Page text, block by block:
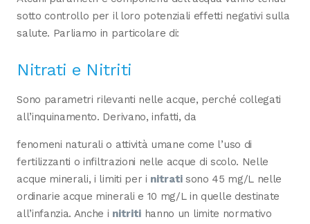
sotto controllo per il loro potenziali effetti negativi sulla
salute. Parliamo in particolare di:
Nitrati e Nitriti
Sono parametri rilevanti nelle acque, perché collegati
all’inquinamento. Derivano, infatti, da
fenomeni naturali o attività umane come l’uso di
fertilizzanti o infiltrazioni nelle acque di scolo. Nelle
acque minerali, i limiti per i nitrati sono 45 mg/L nelle
ordinarie acque minerali e 10 mg/L in quelle destinate
all’infanzia. Anche i nitriti hanno un limite normativo